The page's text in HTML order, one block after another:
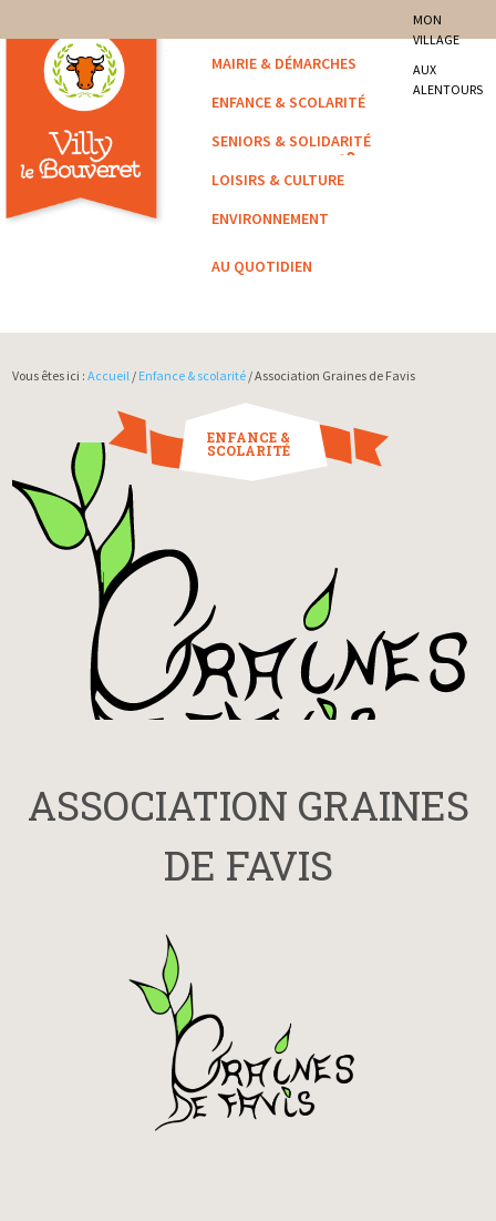
Villy-le-Bouveret
MON
VILLAGE
AUX
ALENTOURS
MAIRIE & DÉMARCHES
ENFANCE & SCOLARITÉ
SENIORS & SOLIDARITÉ
LOISIRS & CULTURE
ENVIRONNEMENT
AU QUOTIDIEN
Vous êtes ici :Accueil / Enfance & scolarité / Association Graines de Favis
ENFANCE &
SCOLARITÉ
ASSOCIATION GRAINES
DE FAVIS